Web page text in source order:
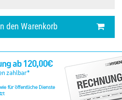
In den Warenkorb